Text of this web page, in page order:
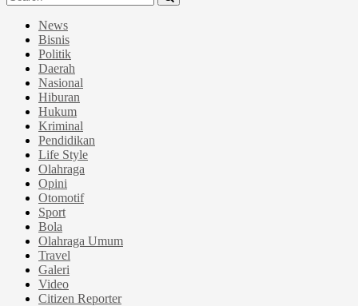
News
Bisnis
Politik
Daerah
Nasional
Hiburan
Hukum
Kriminal
Pendidikan
Life Style
Olahraga
Opini
Otomotif
Sport
Bola
Olahraga Umum
Travel
Galeri
Video
Citizen Reporter